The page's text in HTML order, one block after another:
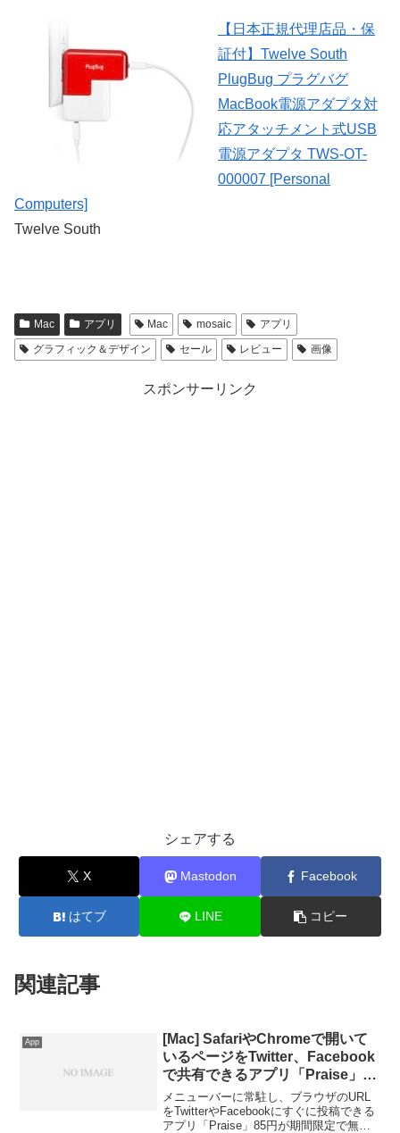
【日本正規代理店品・保
証付】Twelve South
PlugBug プラグバグ
MacBook電源アダプタ対
応アタッチメント式USB
電源アダプタ TWS-OT-
000007 [Personal
Computers]
Twelve South
Mac アプリ Mac mosaic
アプリ
グラフィック＆デザイン
セール レビュー 画像
スポンサーリンク
シェアする
X Mastodon Facebook
はてブ LINE コピー
関連記事
App
[Mac] SafariやChromeで開いて
いるページをTwitter、Facebook
で共有できるアプリ「Praise」が
無料セール中。
メニューバーに常駐し、ブラウザのURL
をTwitterやFacebookにすぐに投稿できる
アプリ「Praise」85円が期間限定で無料